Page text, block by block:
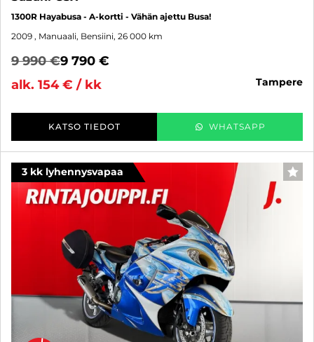
1300R Hayabusa - A-kortti - Vähän ajettu Busa!
2009 , Manuaali, Bensiini, 26 000 km
9 990 €9 790 €
alk. 154 € / kk
tampere
KATSO TIEDOT WHATSAPP
3 kk lyhennysvapaa